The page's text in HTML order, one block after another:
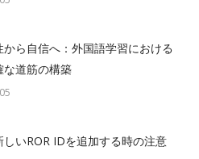
から自信へ：外国語学習における
な道筋の構築
しいROR IDを追加する時の注意